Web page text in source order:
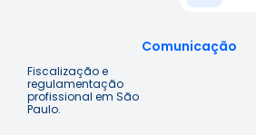
Fiscalização e
regulamentação
profissional em São
Paulo.
Comunicação